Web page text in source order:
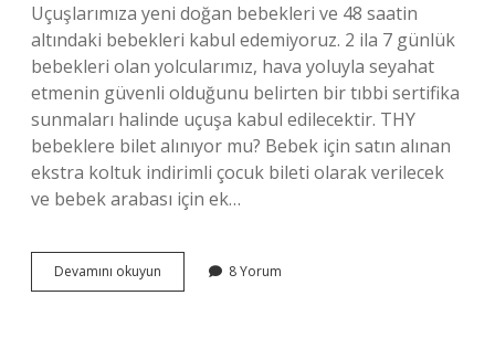
Uçuşlarımıza yeni doğan bebekleri ve 48 saatin
altındaki bebekleri kabul edemiyoruz. 2 ila 7 günlük
bebekleri olan yolcularımız, hava yoluyla seyahat
etmenin güvenli olduğunu belirten bir tıbbi sertifika
sunmaları halinde uçuşa kabul edilecektir. THY
bebeklere bilet alınıyor mu? Bebek için satın alınan
ekstra koltuk indirimli çocuk bileti olarak verilecek
ve bebek arabası için ek…
Devamını okuyun
Yolcuya
8 Yorum